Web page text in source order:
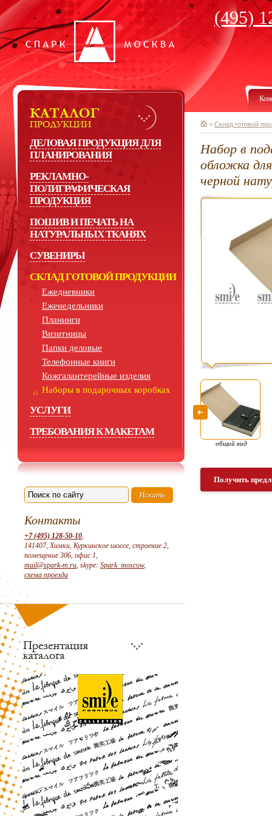
(495)
ДЕЛОВАЯ ПРОДУКЦИЯ ДЛЯ
ПЛАНИРОВАНИЯ
РЕКЛАМНО-
ПОЛИГРАФИЧЕСКАЯ
ПРОДУКЦИЯ
ПОШИВ И ПЕЧАТЬ НА
НАТУРАЛЬНЫХ ТКАНЯХ
СУВЕНИРЫ
СКЛАД ГОТОВОЙ ПРОДУКЦИИ
Ежедневники
Еженедельники
Планинги
Визитницы
Папки деловые
Телефонные книги
Кожгалантерейные изделия
Наборы в подарочных коробках
УСЛУГИ
ТРЕБОВАНИЯ К МАКЕТАМ
Контакты
+7 (495) 128-50-10,
141407, Химки, Куркинское шоссе, строение 2,
помещение 306, офис 1,
mail@spark-m.ru, skype: Spark_moscow,
схема проезда
> Склад готовой
Набор в
обложка
черной
общий вид
Получить